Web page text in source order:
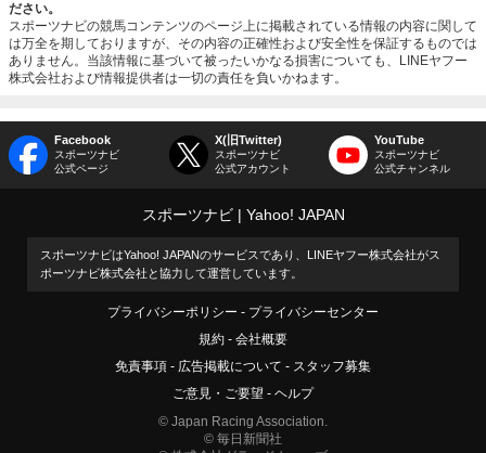
ださい。
スポーツナビの競馬コンテンツのページ上に掲載されている情報の内容に関して
は万全を期しておりますが、その内容の正確性および安全性を保証するものでは
ありません。当該情報に基づいて被ったいかなる損害についても、LINEヤフー
株式会社および情報提供者は一切の責任を負いかねます。
Facebook
スポーツナビ
公式ページ
X(旧Twitter)
スポーツナビ
公式アカウント
YouTube
スポーツナビ
公式チャンネル
スポーツナビ Yahoo! JAPAN
スポーツナビはYahoo! JAPANのサービスであり、LINEヤフー株式会社がス
ポーツナビ株式会社と協力して運営しています。
プライバシーポリシー
プライバシーセンター
規約
会社概要
免責事項
広告掲載について
スタッフ募集
ご意見・ご要望
ヘルプ
© Japan Racing Association.
© 毎日新聞社